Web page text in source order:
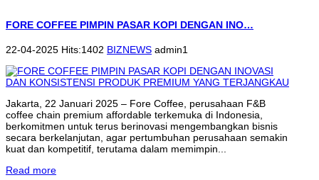
FORE COFFEE PIMPIN PASAR KOPI DENGAN INO…
22-04-2025 Hits:1402 BIZNEWS admin1
Jakarta, 22 Januari 2025 – Fore Coffee, perusahaan F&B
coffee chain premium affordable terkemuka di Indonesia,
berkomitmen untuk terus berinovasi mengembangkan bisnis
secara berkelanjutan, agar pertumbuhan perusahaan semakin
kuat dan kompetitif, terutama dalam memimpin...
Read more